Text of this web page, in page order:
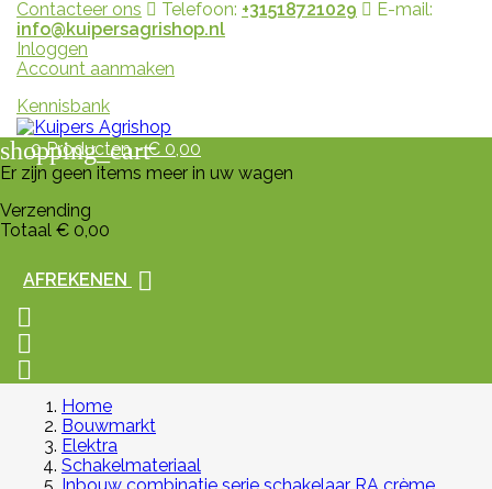
Contacteer ons Telefoon: +31518721029
E-mail:
info@kuipersagrishop.nl
Inloggen
Account aanmaken
Kennisbank
shopping_cart
0Producten - € 0,00
Er zijn geen items meer in uw wagen
Verzending
Totaal € 0,00
AFREKENEN




Home
Bouwmarkt
Elektra
Schakelmateriaal